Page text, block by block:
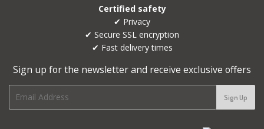
Certified safety
✔ Privacy
✔ Secure SSL encryption
✔ Fast delivery times
Sign up for the newsletter and receive exclusive offers
mail
Sign Up